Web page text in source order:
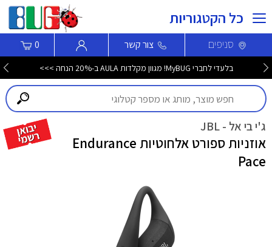
כל הקטגוריות
סניפים צור קשר 0
בלעדי לחברי MyBUG! מגוון מקלדות AULA ב-20% הנחה >>>
ג'י בי אל - JBL
אוזניות ספורט אלחוטיות Endurance
Pace